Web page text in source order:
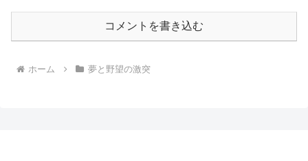
コメントを書き込む
ホーム 夢と野望の激突